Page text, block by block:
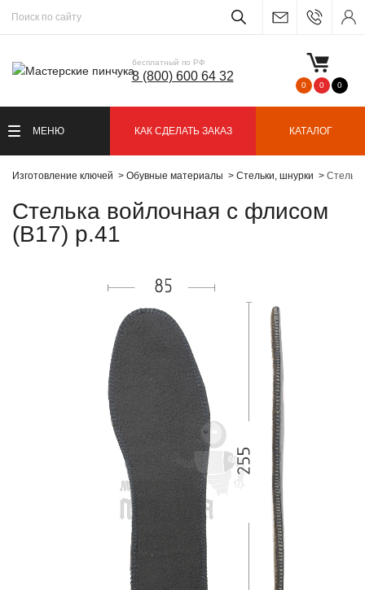
бесплатный по РФ
8 (800) 600 64 32
0 0 0
МЕНЮ КАК СДЕЛАТЬ ЗАКАЗ КАТАЛОГ
Изготовление ключей Обувные материалы Стельки, шнурки
Стелька войлочная с флисом
(В17) р.41